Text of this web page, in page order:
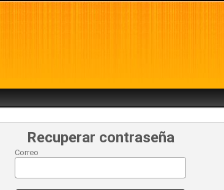
Recuperar contraseña
Correo